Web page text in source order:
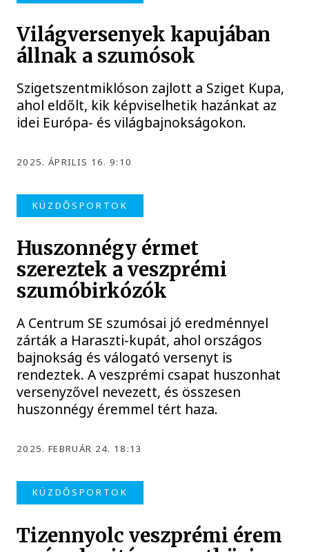
Világversenyek kapujában
állnak a szumósok
Szigetszentmiklóson zajlott a Sziget Kupa,
ahol eldőlt, kik képviselhetik hazánkat az
idei Európa- és világbajnokságokon.
2025. ÁPRILIS 16. 9:10
KÜZDŐSPORTOK
Huszonnégy érmet
szereztek a veszprémi
szumóbirkózók
A Centrum SE szumósai jó eredménnyel
zárták a Haraszti-kupát, ahol országos
bajnokság és válogató versenyt is
rendeztek. A veszprémi csapat huszonhat
versenyzővel nevezett, és összesen
huszonnégy éremmel tért haza.
2025. FEBRUÁR 24. 18:13
KÜZDŐSPORTOK
Tizennyolc veszprémi érem